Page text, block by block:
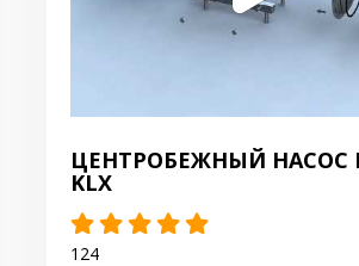
ЦЕНТРОБЕЖНЫЙ НАСОС
KLX
124